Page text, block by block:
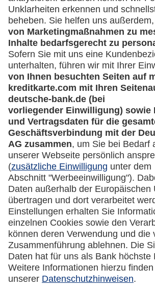
Kontakt
Mehr
Kreditkarten-Banking
miles-and-more.com
lufthansa.com
Rechtliches
Impressum
Datenschutz
Cookie Einstellungen
Vertrag widerrufen